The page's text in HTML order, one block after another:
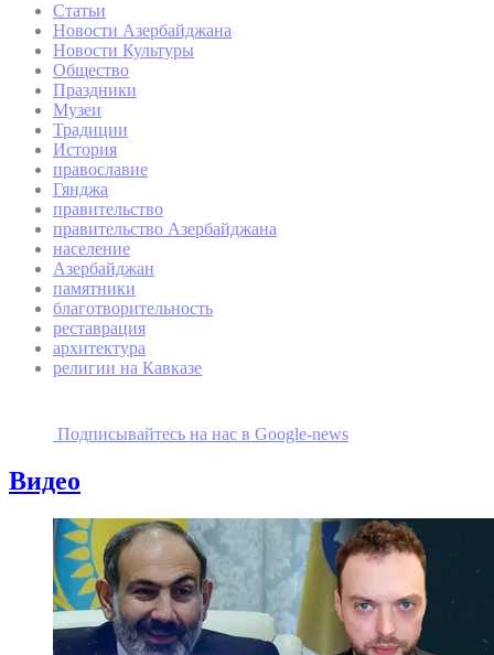
Статьи
Новости Азербайджана
Новости Культуры
Общество
Праздники
Музеи
Традиции
История
православие
Гянджа
правительство
правительство Азербайджана
население
Азербайджан
памятники
благотворительность
реставрация
архитектура
религии на Кавказе
Подписывайтесь на наc в Google-news
Видео